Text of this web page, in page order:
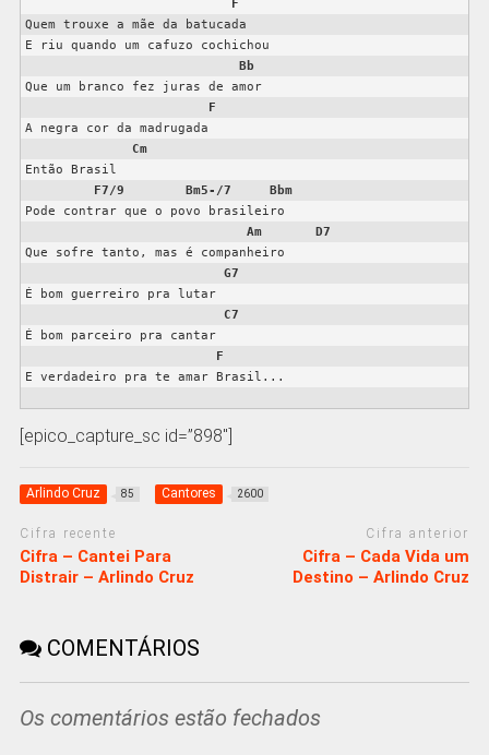
F
Quem trouxe a mãe da batucada
E riu quando um cafuzo cochichou
Bb
Que um branco fez juras de amor
F
A negra cor da madrugada
Cm
Então Brasil
F7/9
Bm5-/7
Bbm
Pode contrar que o povo brasileiro
Am
D7
Que sofre tanto, mas é companheiro
G7
É bom guerreiro pra lutar
C7
É bom parceiro pra cantar
F
E verdadeiro pra te amar Brasil...
[epico_capture_sc id=”898″]
Arlindo Cruz 85 Cantores 2600
Cifra recente
Cifra – Cantei Para
Distrair – Arlindo Cruz
Cifra anterior
Cifra – Cada Vida um
Destino – Arlindo Cruz
COMENTÁRIOS
Os comentários estão fechados